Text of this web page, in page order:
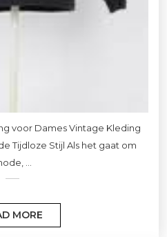
voor Dames Vintage Kleding
Tijdloze Stijl Als het gaat om
...
MORE